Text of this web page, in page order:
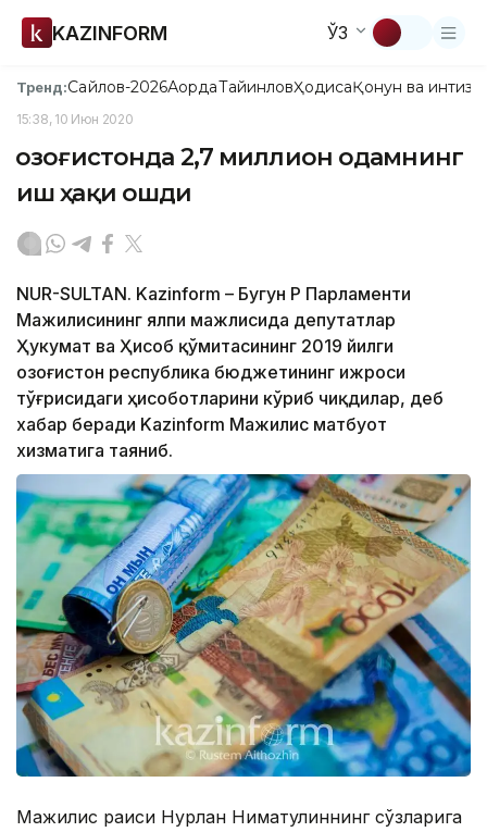
KAZINFORM ЎЗ
Тренд:Сайлов-2026АқордаТайинловҲодисаҚонун ва
15:38, 10 Июн 2020
Қозоғистонда 2,7 миллион одамнинг
иш ҳақи ошди
NUR-SULTAN. Kazinform – Бугун ҚР Парламенти
Мажилисининг ялпи мажлисида депутатлар
Ҳукумат ва Ҳисоб қўмитасининг 2019 йилги
Қозоғистон республика бюджетининг ижроси
тўғрисидаги ҳисоботларини кўриб чиқдилар, деб
хабар беради Kazinform Мажилис матбуот
хизматига таяниб.
Мажилис раиси Нурлан Ниғматулиннинг сўзларига